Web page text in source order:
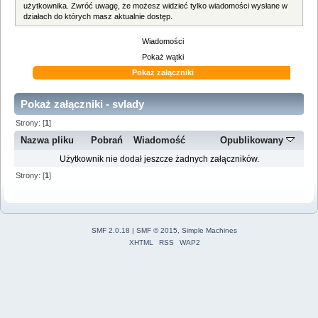
użytkownika. Zwróć uwagę, że możesz widzieć tylko wiadomości wysłane w
działach do których masz aktualnie dostęp.
Wiadomości
Pokaż wątki
Pokaż załączniki
Pokaż załączniki - svlady
Strony: [1]
Nazwa pliku Pobrań Wiadomość Opublikowany
Użytkownik nie dodał jeszcze żadnych załączników.
Strony: [1]
SMF 2.0.18 | SMF © 2015
Simple Machines
XHTML
RSS WAP2